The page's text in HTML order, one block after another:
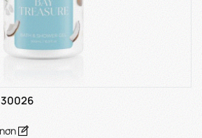
30026